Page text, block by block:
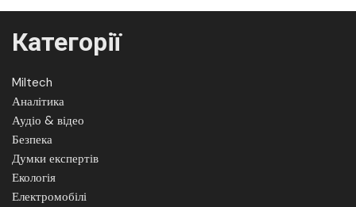
Категорії
Miltech
Аналітика
Аудіо & відео
Безпека
Думки експертів
Екологія
Електромобілі